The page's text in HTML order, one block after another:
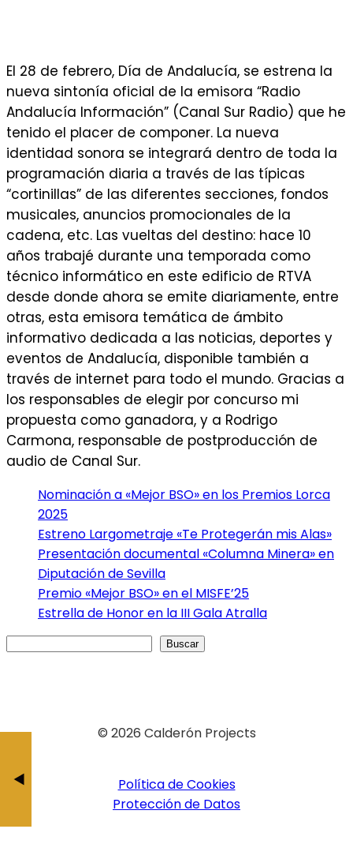
El 28 de febrero, Día de Andalucía, se estrena la
nueva sintonía oficial de la emisora “Radio
Andalucía Información” (Canal Sur Radio) que he
tenido el placer de componer. La nueva
identidad sonora se integrará dentro de toda la
programación diaria a través de las típicas
“cortinillas” de las diferentes secciones, fondos
musicales, anuncios promocionales de la
cadena, etc. Las vueltas del destino: hace 10
años trabajé durante una temporada como
técnico informático en este edificio de RTVA
desde donde ahora se emite diariamente, entre
otras, esta emisora temática de ámbito
informativo dedicada a las noticias, deportes y
eventos de Andalucía, disponible también a
través de internet para todo el mundo. Gracias a
los responsables de elegir por concurso mi
propuesta como ganadora, y a Rodrigo
Carmona, responsable de postproducción de
audio de Canal Sur.
Nominación a «Mejor BSO» en los Premios Lorca
2025
Estreno Largometraje «Te Protegerán mis Alas»
Presentación documental «Columna Minera» en
Diputación de Sevilla
Premio «Mejor BSO» en el MISFE’25
Estrella de Honor en la III Gala Atralla
Buscar
© 2026 Calderón Projects
Política de Cookies
Protección de Datos